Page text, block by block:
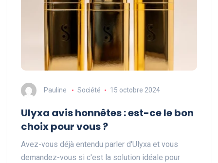
Pauline Société 15 octobre 2024
Ulyxa avis honnêtes : est-ce le bon
choix pour vous ?
Avez-vous déjà entendu parler d'Ulyxa et vous
demandez-vous si c'est la solution idéale pour